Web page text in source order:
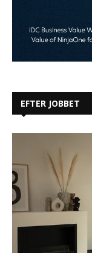
EFTER JOBBET